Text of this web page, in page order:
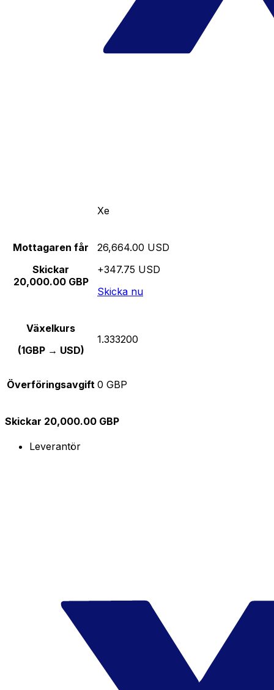
Xe
Mottagaren får
Skickar
20,000.00 GBP
26,664.00 USD
+347.75 USD
Skicka nu
Växelkurs
(1GBP → USD)
1.333200
Överföringsavgift 0 GBP
Skickar 20,000.00 GBP
Leverantör